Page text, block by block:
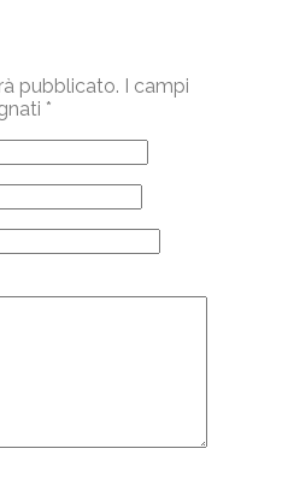
pubblicato. I campi
*